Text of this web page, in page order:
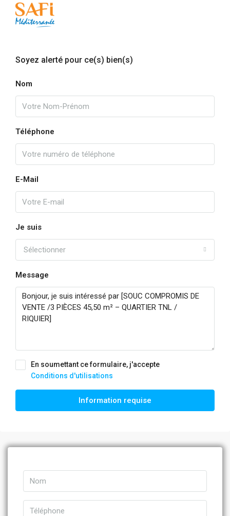
Soyez alerté pour ce(s) bien(s)
Nom
Téléphone
E-Mail
Je suis
Sélectionner
Message
En soumettant ce formulaire, j'accepte
Conditions d'utilisations
Information requise